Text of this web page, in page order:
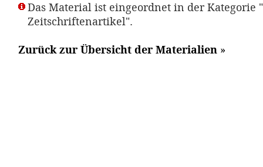
Das Material ist eingeordnet in der Kategorie
Zeitschriftenartikel".
Zurück zur Übersicht der Materialien »